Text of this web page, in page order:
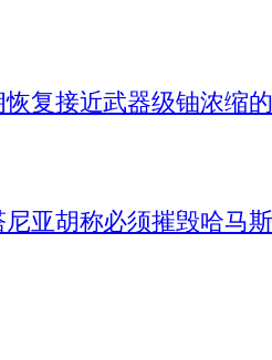
复接近武器级铀浓缩
尼亚胡称必须摧毁哈马